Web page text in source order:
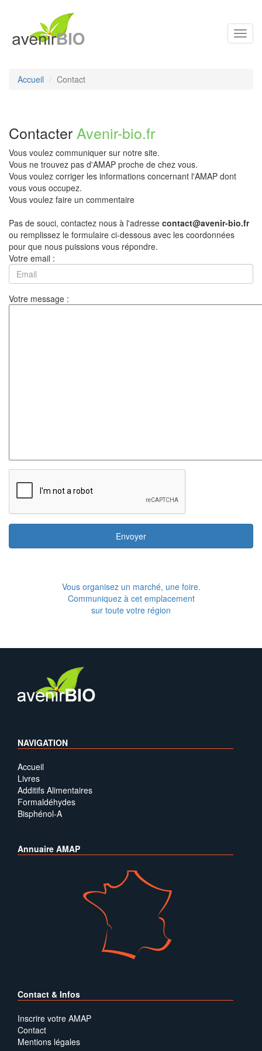
Accueil Contact
Contacter Avenir-bio.fr
Vous voulez communiquer sur notre site.
Vous ne trouvez pas d'AMAP proche de chez vous.
Vous voulez corriger les informations concernant l'AMAP dont
vous vous occupez.
Vous voulez faire un commentaire
Pas de souci, contactez nous à l'adresse contact@avenir-bio.fr
ou remplissez le formulaire ci-dessous avec les coordonnées
pour que nous puissions vous répondre.
Votre email :
Votre message :
Envoyer
Vous organisez un marché, une foire.
Communiquez à cet emplacement
sur toute votre région
NAVIGATION
Accueil
Livres
Additifs Alimentaires
Formaldéhydes
Bisphénol-A
Annuaire AMAP
Contact & Infos
Inscrire votre AMAP
Contact
Mentions légales